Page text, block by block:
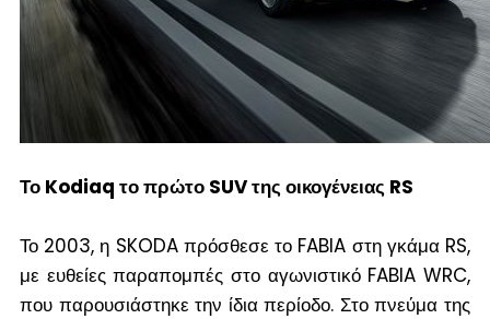
Το Kodiaq το πρώτο SUV της οικογένειας RS
Το 2003, η SKODA πρόσθεσε το FABIA στη γκάμα RS,
με ευθείες παραπομπές στο αγωνιστικό FABIA WRC,
που παρουσιάστηκε την ίδια περίοδο. Στο πνεύμα της